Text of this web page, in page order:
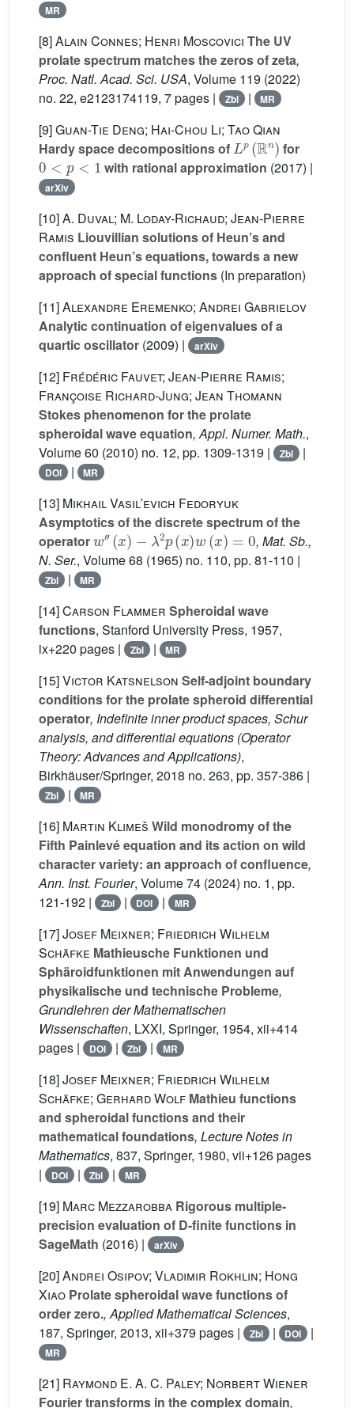
MR
[8]Alain Connes; Henri Moscovici The UV
prolate spectrum matches the zeros of zeta,
Proc. Natl. Acad. Sci. USA, Volume 119 (2022)
no. 22, e2123174119, 7 pages |
Zbl | MR
[9]Guan-Tie Deng; Hai-Chou Li; Tao Qian
Hardy space decompositions of
Lp(ℝn)
for
0<p<1
with rational approximation (2017) |
arXiv
[10]A. Duval; M. Loday-Richaud; Jean-Pierre
Ramis Liouvillian solutions of Heun’s and
confluent Heun’s equations, towards a new
approach of special functions (In preparation)
[11]Alexandre Eremenko; Andrei Gabrielov
Analytic continuation of eigenvalues of a
quartic oscillator (2009) | arXiv
[12] Frédéric Fauvet; Jean-Pierre Ramis;
Françoise Richard-Jung; Jean Thomann
Stokes phenomenon for the prolate
spheroidal wave equation, Appl. Numer. Math.,
Volume 60 (2010) no. 12, pp. 1309-1319 | Zbl |
DOI | MR
[13] Mikhail Vasilʹevich Fedoryuk
Asymptotics of the discrete spectrum of the
operator
w′′(x) -λ2p(x)w(x)=0
, Mat. Sb.,
N. Ser., Volume 68 (1965) no. 110, pp. 81-110 |
Zbl | MR
[14]Carson Flammer Spheroidal wave
functions, Stanford University Press, 1957,
ix+220 pages |
Zbl | MR
[15]Victor Katsnelson Self-adjoint boundary
conditions for the prolate spheroid differential
operator, Indefinite inner product spaces, Schur
analysis, and differential equations (Operator
Theory: Advances and Applications),
Birkhäuser/Springer, 2018 no. 263, pp. 357-386 |
Zbl | MR
[16] Martin Klimeš Wild monodromy of the
Fifth Painlevé equation and its action on wild
character variety: an approach of confluence,
Ann. Inst. Fourier, Volume 74 (2024) no. 1, pp.
121-192 |
Zbl | DOI | MR
[17]Josef Meixner; Friedrich Wilhelm
Schäfke Mathieusche Funktionen und
Sphäroidfunktionen mit Anwendungen auf
physikalische und technische Probleme,
Grundlehren der Mathematischen
Wissenschaften, LXXI, Springer, 1954, xii+414
pages |
DOI | Zbl | MR
[18]Josef Meixner; Friedrich Wilhelm
Schäfke; Gerhard Wolf Mathieu functions
and spheroidal functions and their
mathematical foundations, Lecture Notes in
Mathematics, 837, Springer, 1980, vii+126 pages
|
DOI | Zbl | MR
[19] Marc Mezzarobba Rigorous multiple-
precision evaluation of D-finite functions in
SageMath (2016) | arXiv
[20]Andrei Osipov; Vladimir Rokhlin; Hong
Xiao Prolate spheroidal wave functions of
order zero., Applied Mathematical Sciences,
187, Springer, 2013, xii+379 pages | Zbl | DOI |
MR
[21] Raymond E. A. C. Paley; Norbert Wiener
Fourier transforms in the complex domain,